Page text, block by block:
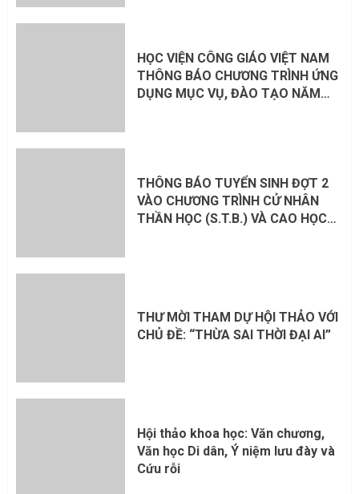
HỌC VIỆN CÔNG GIÁO VIỆT NAM
THÔNG BÁO CHƯƠNG TRÌNH ỨNG
DỤNG MỤC VỤ, ĐÀO TẠO NĂM
THÔNG BÁO TUYỂN SINH ĐỢT 2
VÀO CHƯƠNG TRÌNH CỬ NHÂN
THẦN HỌC (S.T.B.) VÀ CAO HỌC
THƯ MỜI THAM DỰ HỘI THẢO VỚI
CHỦ ĐỀ: “THỪA SAI THỜI ĐẠI AI”
Hội thảo khoa học: Văn chương,
Văn học Di dân, Ý niệm lưu đày và
Cứu rỗi